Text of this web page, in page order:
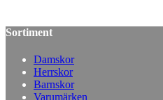
Sortiment
Damskor
Herrskor
Barnskor
Varumärken